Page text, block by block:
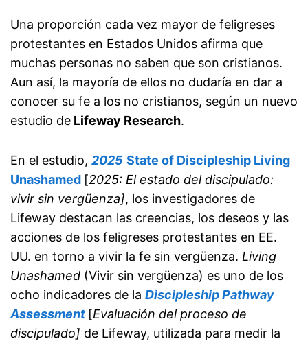
Una proporción cada vez mayor de feligreses
protestantes en Estados Unidos afirma que
muchas personas no saben que son cristianos.
Aun así, la mayoría de ellos no dudaría en dar a
conocer su fe a los no cristianos, según un nuevo
estudio de Lifeway Research.
En el estudio, 2025 State of Discipleship Living
Unashamed [2025: El estado del discipulado:
vivir sin vergüenza], los investigadores de
Lifeway destacan las creencias, los deseos y las
acciones de los feligreses protestantes en EE.
UU. en torno a vivir la fe sin vergüenza. Living
Unashamed (Vivir sin vergüenza) es uno de los
ocho indicadores de la Discipleship Pathway
Assessment [Evaluación del proceso de
discipulado] de Lifeway, utilizada para medir la